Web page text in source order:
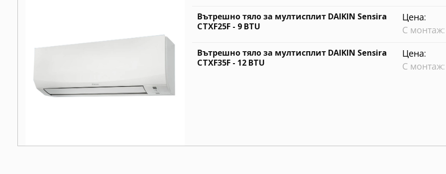
Вътрешно тяло за мултисплит DAIKIN Sensira
CTXF25F - 9 BTU
Цена:
С монтаж:
Вътрешно тяло за мултисплит DAIKIN Sensira
CTXF35F - 12 BTU
Цена:
С монтаж: